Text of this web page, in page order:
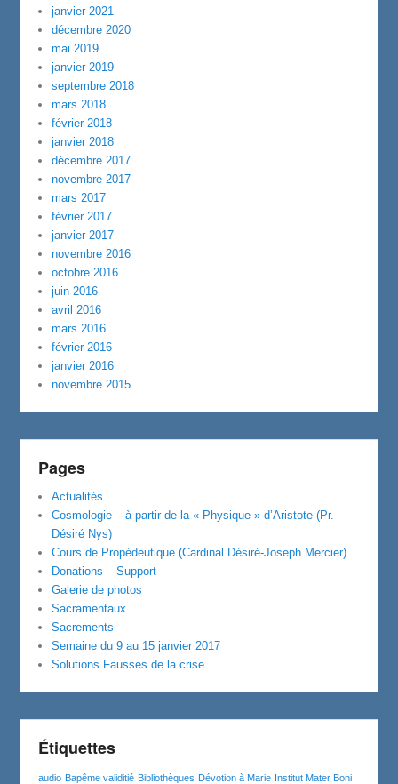
janvier 2021
décembre 2020
mai 2019
janvier 2019
septembre 2018
mars 2018
février 2018
janvier 2018
décembre 2017
novembre 2017
mars 2017
février 2017
janvier 2017
novembre 2016
octobre 2016
juin 2016
avril 2016
mars 2016
février 2016
janvier 2016
novembre 2015
Pages
Actualités
Cosmologie – à partir de la « Physique » d’Aristote (Pr.
Désiré Nys)
Cours de Propédeutique (Cardinal Désiré-Joseph Mercier)
Donations – Support
Galerie de photos
Sacramentaux
Sacrements
Semaine du 9 au 15 janvier 2017
Solutions Fausses de la crise
Étiquettes
audio Bapême validitié Bibliothèques Dévotion à Marie Institut Mater Boni